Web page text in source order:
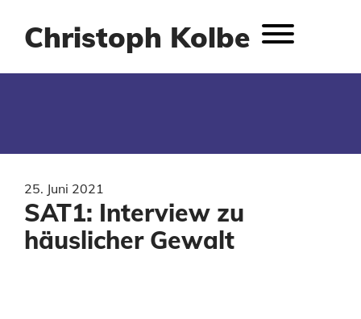
Christoph Kolbe
25. Juni 2021
SAT1: Interview zu
häuslicher Gewalt